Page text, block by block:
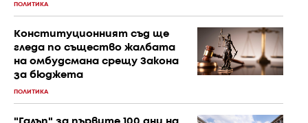
ПОЛИТИКА
Конституционният съд ще
гледа по същество жалбата
на омбудсмана срещу Закона
за бюджета
ПОЛИТИКА